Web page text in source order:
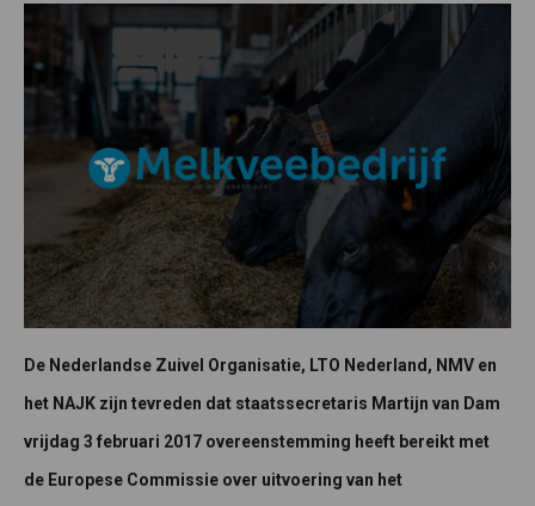
De Nederlandse Zuivel Organisatie, LTO Nederland, NMV en
het NAJK zijn tevreden dat staatssecretaris Martijn van Dam
vrijdag 3 februari 2017 overeenstemming heeft bereikt met
de Europese Commissie over uitvoering van het